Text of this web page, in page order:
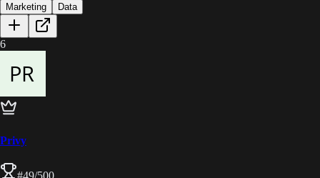
Marketing Data
6
Privy